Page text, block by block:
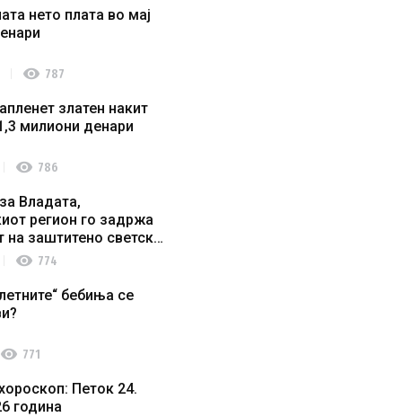
нето плата во мај
visibility 787
златен накит
милиони денари
visibility 786
Владата,
регион го задржа
на заштитено светско
наследство
visibility 774
бебиња се
visibility 771
Петок 24.
година